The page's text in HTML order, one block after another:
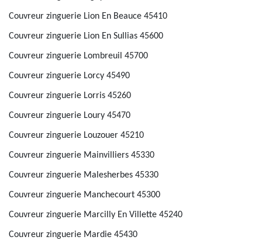
Couvreur zinguerie Lion En Beauce 45410
Couvreur zinguerie Lion En Sullias 45600
Couvreur zinguerie Lombreuil 45700
Couvreur zinguerie Lorcy 45490
Couvreur zinguerie Lorris 45260
Couvreur zinguerie Loury 45470
Couvreur zinguerie Louzouer 45210
Couvreur zinguerie Mainvilliers 45330
Couvreur zinguerie Malesherbes 45330
Couvreur zinguerie Manchecourt 45300
Couvreur zinguerie Marcilly En Villette 45240
Couvreur zinguerie Mardie 45430